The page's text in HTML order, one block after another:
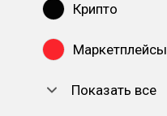
Крипто
Маркетплейсы
Показать все